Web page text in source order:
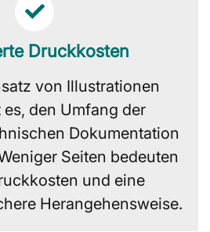
Druckkosten
von Illustrationen
den Umfang der
Dokumentation
Seiten bedeuten
und eine
Herangehensweise.​​​​​